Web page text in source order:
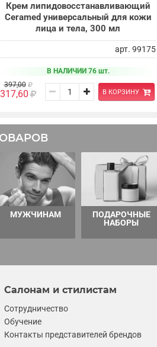
Крем липидовосстанавливающий
Ceramed универсальный для кожи
лица и тела, 300 мл
арт. 99175
В НАЛИЧИИ 76 шт.
397,00
317,60 В КОРЗИНУ
МУЖЧИНАМ
ПОДАРОЧНЫЕ
НАБОРЫ
Салонам и стилистам
Сотрудничество
Обучение
Контакты представителей брендов